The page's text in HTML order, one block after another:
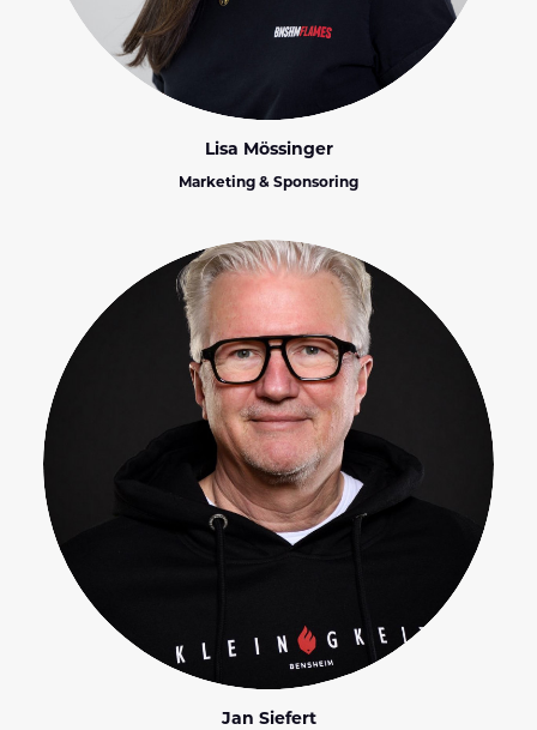
Lisa Mössinger
Marketing & Sponsoring
Jan Siefert